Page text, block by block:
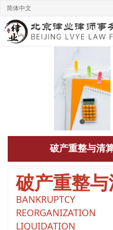
简体中文
破产重整与清
破产重整
BANKRUPTCY
LIQUIDATION